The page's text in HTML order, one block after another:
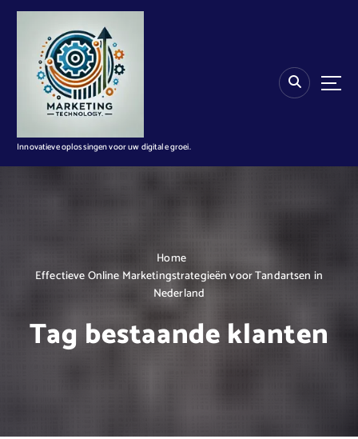
n
Innovatieve oplossingen voor uw digitale groei.
Home
Effectieve Online Marketingstrategieën voor Tandartsen in
Nederland
Tag bestaande klanten